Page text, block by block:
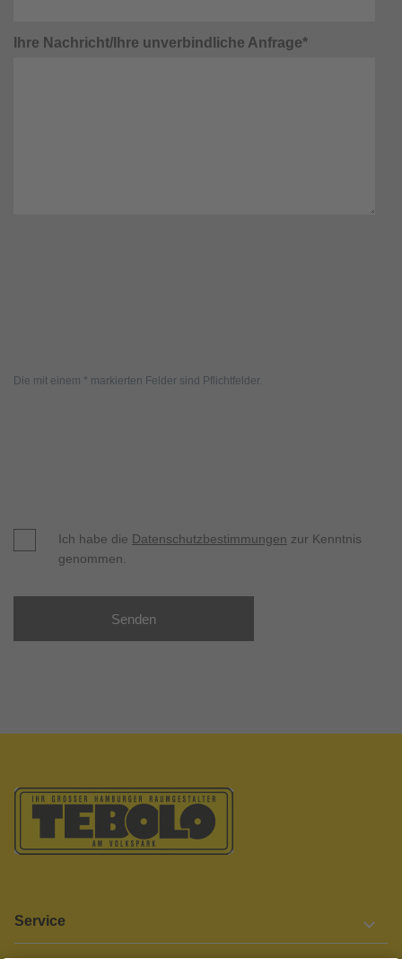
Ihre Nachricht/Ihre unverbindliche Anfrage*
Die mit einem * markierten Felder sind Pflichtfelder.
Ich habe die Datenschutzbestimmungen zur Kenntnis
genommen.
Senden
Service